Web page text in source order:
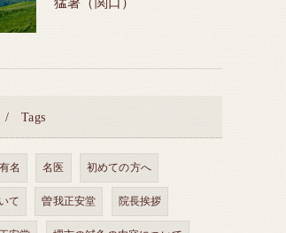
Tags
有名 名医 初めての方へ
て 曽我正安堂 院長挨拶